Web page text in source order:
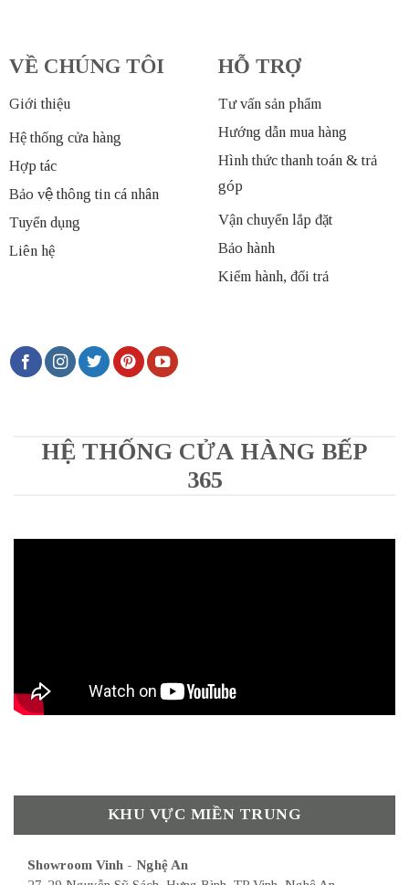
VỀ CHÚNG TÔI
Giới thiệu
Hệ thống cửa hàng
Hợp tác
Bảo vệ thông tin cá nhân
Tuyển dụng
Liên hệ
HỖ TRỢ
Tư vấn sản phẩm
Hướng dẫn mua hàng
Hình thức thanh toán & trả
góp
Vận chuyển lắp đặt
Bảo hành
Kiểm hành, đổi trả
HỆ THỐNG CỬA HÀNG BẾP
365
KHU VỰC MIỀN TRUNG
Showroom Vinh - Nghệ An